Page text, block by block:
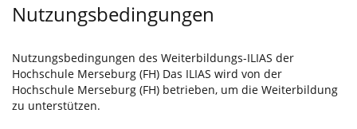
Nutzungsbedingungen
Nutzungsbedingungen des Weiterbildungs-ILIAS der
Hochschule Merseburg (FH) Das ILIAS wird von der
Hochschule Merseburg (FH) betrieben, um die Weiterbildung
zu unterstützen.